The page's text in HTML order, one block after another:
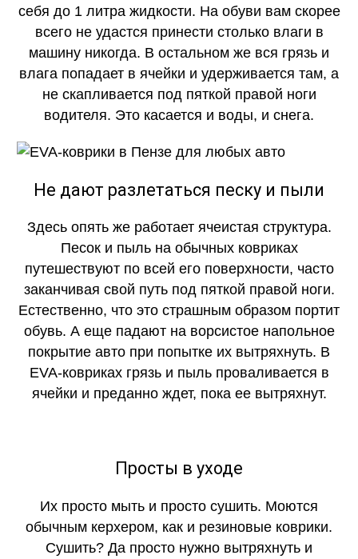
себя до 1 литра жидкости. На обуви вам скорее
всего не удастся принести столько влаги в
машину никогда. В остальном же вся грязь и
влага попадает в ячейки и удерживается там, а
не скапливается под пяткой правой ноги
водителя. Это касается и воды, и снега.
Не дают разлетаться песку и пыли
Здесь опять же работает ячеистая структура.
Песок и пыль на обычных ковриках
путешествуют по всей его поверхности, часто
заканчивая свой путь под пяткой правой ноги.
Естественно, что это страшным образом портит
обувь. А еще падают на ворсистое напольное
покрытие авто при попытке их вытряхнуть. В
EVA-ковриках грязь и пыль проваливается в
ячейки и преданно ждет, пока ее вытряхнут.
Просты в уходе
Их просто мыть и просто сушить. Моются
обычным керхером, как и резиновые коврики.
Сушить? Да просто нужно вытряхнуть и